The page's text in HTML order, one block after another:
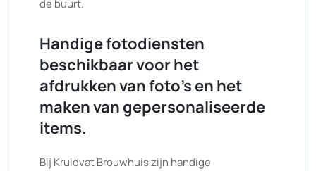
de buurt.
Handige fotodiensten
beschikbaar voor het
afdrukken van foto’s en het
maken van gepersonaliseerde
items.
Bij Kruidvat Brouwhuis zijn handige